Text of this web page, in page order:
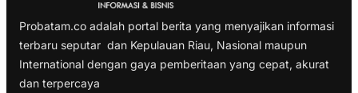
Probatam.co adalah portal berita yang menyajikan informasi
terbaru seputar dan Kepulauan Riau, Nasional maupun
International dengan gaya pemberitaan yang cepat, akurat
dan terpercaya